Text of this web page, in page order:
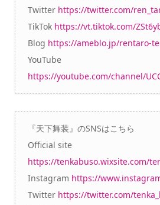
Twitter https://twitter.com/
TikTok https://vt.tiktok.com/
Blog https://ameblo.jp/rentaro-
YouTube
https://youtube.com/channel/
『天下舞装』のSNSはこちら
Official site
https://tenkabuso.wixsite.com/
Instagram https://
Twitter https://twitter.com/